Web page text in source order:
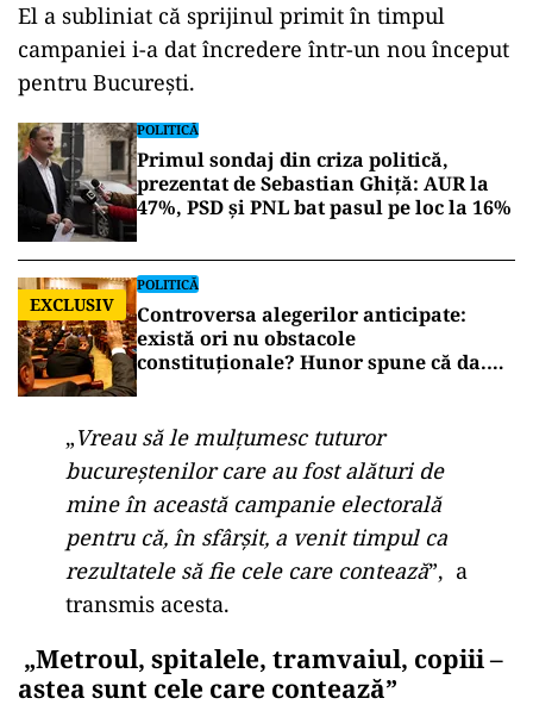
El a subliniat că sprijinul primit în timpul
campaniei i-a dat încredere într-un nou început
pentru București.
POLITICĂ
Primul sondaj din criza politică,
prezentat de Sebastian Ghiță: AUR la
47%, PSD și PNL bat pasul pe loc la 16%
EXCLUSIV
POLITICĂ
Controversa alegerilor anticipate:
există ori nu obstacole
constituționale? Hunor spune că da.
„Vreau să le mulțumesc tuturor
bucureștenilor care au fost alături de
mine în această campanie electorală
pentru că, în sfârșit, a venit timpul ca
rezultatele să fie cele care contează”, a
transmis acesta.
„Metroul, spitalele, tramvaiul, copiii –
astea sunt cele care contează”